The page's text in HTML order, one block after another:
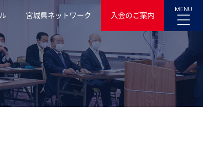
宮城県ネットワーク 入会のご案内
MENU